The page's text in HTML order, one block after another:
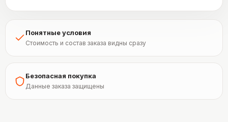
Понятные условия
Стоимость и состав заказа видны сразу
Безопасная покупка
Данные заказа защищены